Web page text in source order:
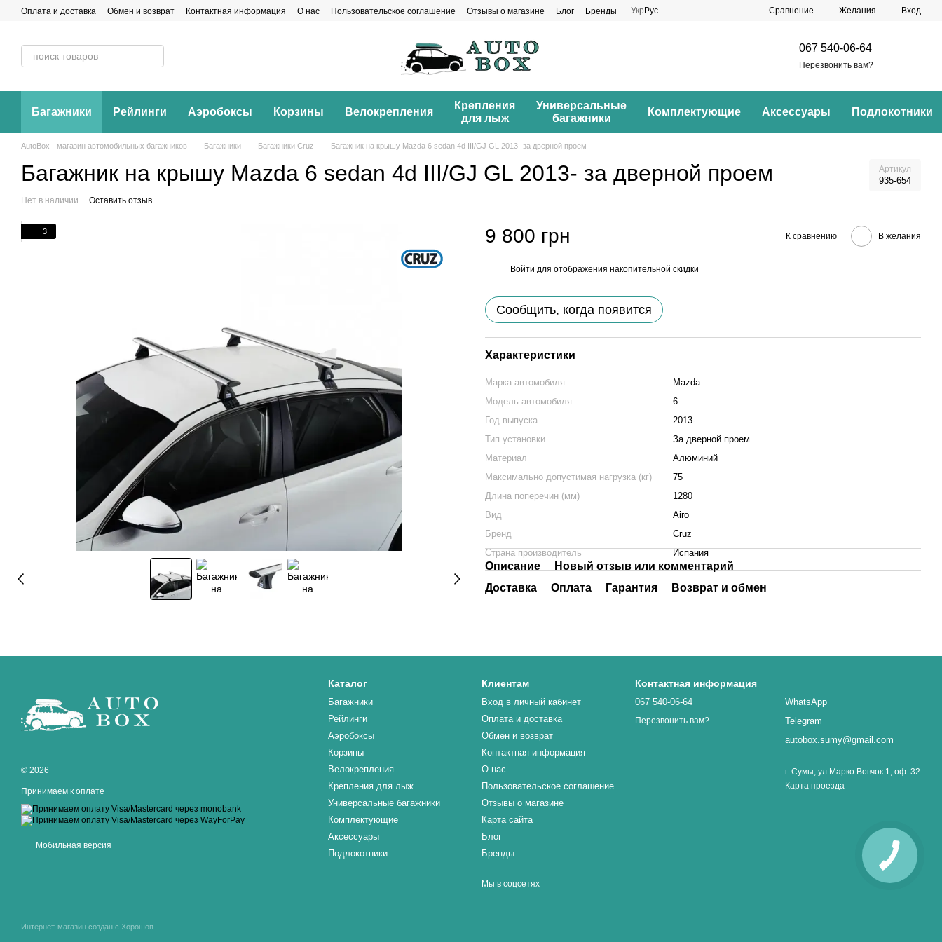
Перейти к основному контенту
Оплата и доставка Обмен и возврат Контактная информация О нас Пользовательское соглашение Отзывы о магазине Блог Бренды Укр Рус Сравнение Желания Вход
067 540-06-64
Перезвонить вам?
Багажники Рейлинги Аэробоксы Корзины Велокрепления
Крепления
для лыж
Универсальные
багажники
Комплектующие Аксессуары Подлокотники
AutoBox - магазин автомобильных багажников Багажники Багажники Cruz Багажник на крышу Mazda 6 sedan 4d III/GJ GL 2013- за дверной проем
Багажник на крышу Mazda 6 sedan 4d III/GJ GL 2013- за дверной проем Артикул
935-654
Нет в наличии Оставить отзыв
3 9 800 грн К сравнению В желания
Войти для отображения накопительной скидки
Сообщить, когда появится
Характеристики
Марка автомобиля
Mazda
Модель автомобиля
6
Год выпуска
2013-
Тип установки
За дверной проем
Материал
Алюминий
Максимально допустимая нагрузка (кг)
75
Длина поперечин (мм)
1280
Вид
Airo
Бренд
Cruz
Страна производитель
Испания
Описание
Новый отзыв или комментарий
Доставка
Оплата Гарантия Возврат и обмен
© 2026
Принимаем к оплате
Мобильная версия
Интернет-магазин создан с Хорошоп
Каталог
Багажники
Рейлинги
Аэробоксы
Корзины
Велокрепления
Крепления для лыж
Универсальные багажники
Комплектующие
Аксессуары
Подлокотники
Клиентам
Вход в личный кабинет
Оплата и доставка
Обмен и возврат
Контактная информация
О нас
Пользовательское соглашение
Отзывы о магазине
Карта сайта
Блог
Бренды
Мы в соцсетях
Контактная информация
067 540-06-64
Перезвонить вам?
WhatsApp
Telegram
autobox.sumy@gmail.com
г. Сумы, ул Марко Вовчок 1, оф. 32
Карта проезда